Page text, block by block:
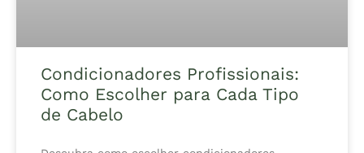
Condicionadores Profissionais:
Como Escolher para Cada Tipo
de Cabelo